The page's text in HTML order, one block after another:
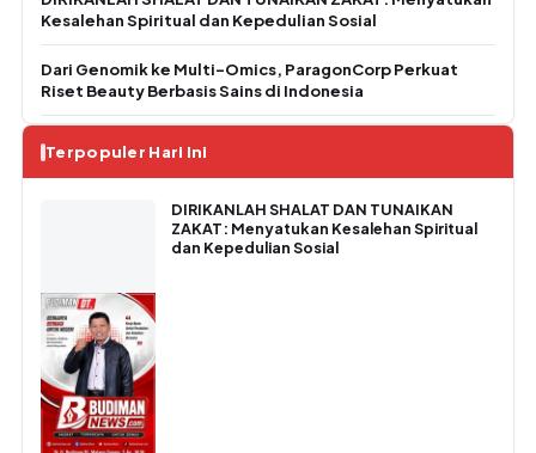
Kesalehan Spiritual dan Kepedulian Sosial
Dari Genomik ke Multi-Omics, ParagonCorp Perkuat
Riset Beauty Berbasis Sains di Indonesia
Terpopuler Hari Ini
DIRIKANLAH SHALAT DAN TUNAIKAN
ZAKAT: Menyatukan Kesalehan Spiritual
dan Kepedulian Sosial